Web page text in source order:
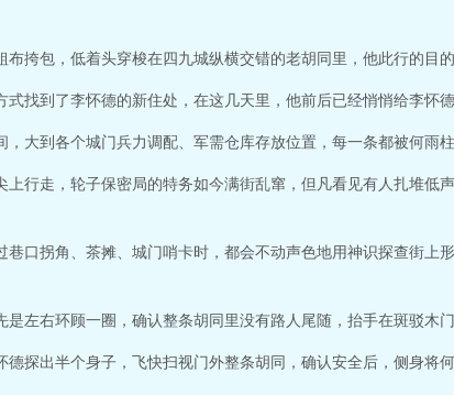
挎包，低着头穿梭在四九城纵横交错的老胡同里，他此行的目
找到了李怀德的新住处，在这几天里，他前后已经悄悄给李怀德
大到各个城门兵力调配、军需仓库存放位置，每一条都被何雨
行走，轮子保密局的特务如今满街乱窜，但凡看见有人扎堆低
口拐角、茶摊、城门哨卡时，都会不动声色地用神识探查街上
左右环顾一圈，确认整条胡同里没有路人尾随，抬手在斑驳木
探出半个身子，飞快扫视门外整条胡同，确认安全后，侧身将